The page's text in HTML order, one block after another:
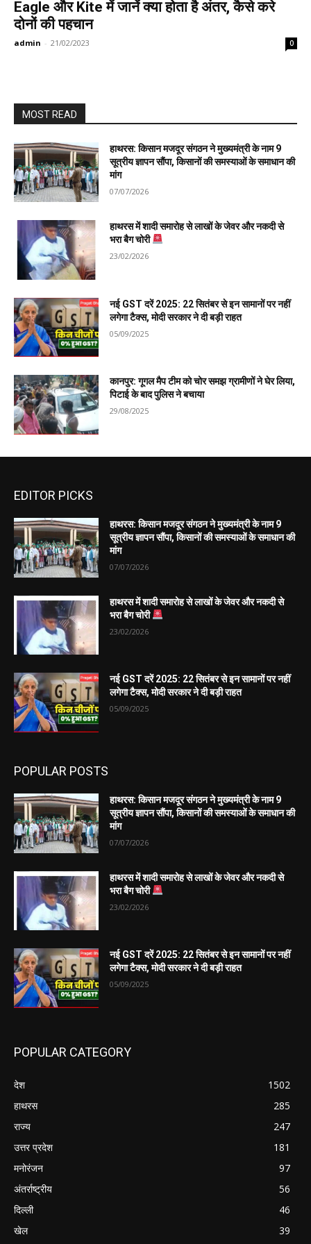
Eagle और Kite में जानें क्या होता है अंतर, कैसे करे
दोनों की पहचान
admin - 21/02/2023 0
MOST READ
हाथरस: किसान मजदूर संगठन ने मुख्यमंत्री के नाम 9
सूत्रीय ज्ञापन सौंपा, किसानों की समस्याओं के समाधान की
मांग
07/07/2026
हाथरस में शादी समारोह से लाखों के जेवर और नकदी से
भरा बैग चोरी
23/02/2026
नई GST दरें 2025: 22 सितंबर से इन सामानों पर नहीं
लगेगा टैक्स, मोदी सरकार ने दी बड़ी राहत
05/09/2025
कानपुर: गूगल मैप टीम को चोर समझ ग्रामीणों ने घेर लिया,
पिटाई के बाद पुलिस ने बचाया
29/08/2025
EDITOR PICKS
हाथरस: किसान मजदूर संगठन ने मुख्यमंत्री के नाम 9
सूत्रीय ज्ञापन सौंपा, किसानों की समस्याओं के समाधान की
मांग
07/07/2026
हाथरस में शादी समारोह से लाखों के जेवर और नकदी से
भरा बैग चोरी
23/02/2026
नई GST दरें 2025: 22 सितंबर से इन सामानों पर नहीं
लगेगा टैक्स, मोदी सरकार ने दी बड़ी राहत
05/09/2025
POPULAR POSTS
हाथरस: किसान मजदूर संगठन ने मुख्यमंत्री के नाम 9
सूत्रीय ज्ञापन सौंपा, किसानों की समस्याओं के समाधान की
मांग
07/07/2026
हाथरस में शादी समारोह से लाखों के जेवर और नकदी से
भरा बैग चोरी
23/02/2026
नई GST दरें 2025: 22 सितंबर से इन सामानों पर नहीं
लगेगा टैक्स, मोदी सरकार ने दी बड़ी राहत
05/09/2025
POPULAR CATEGORY
देश
1502
हाथरस
285
राज्य
247
उत्तर प्रदेश
181
मनोरंजन
97
अंतर्राष्ट्रीय
56
दिल्ली
46
खेल
39